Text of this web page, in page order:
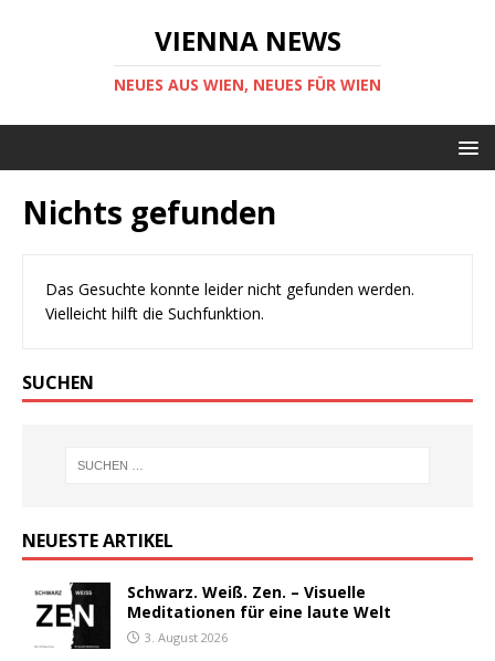
VIENNA NEWS
NEUES AUS WIEN, NEUES FÜR WIEN
Nichts gefunden
Das Gesuchte konnte leider nicht gefunden werden.
Vielleicht hilft die Suchfunktion.
SUCHEN
NEUESTE ARTIKEL
Schwarz. Weiß. Zen. – Visuelle
Meditationen für eine laute Welt
3. August 2026